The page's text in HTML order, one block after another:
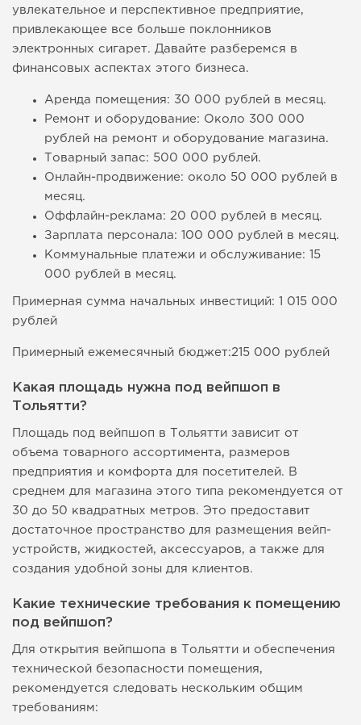
увлекательное и перспективное предприятие,
привлекающее все больше поклонников
электронных сигарет. Давайте разберемся в
финансовых аспектах этого бизнеса.
Аренда помещения: 30 000 рублей в месяц.
Ремонт и оборудование: Около 300 000
рублей на ремонт и оборудование магазина.
Товарный запас: 500 000 рублей.
Онлайн-продвижение: около 50 000 рублей в
месяц.
Оффлайн-реклама: 20 000 рублей в месяц.
Зарплата персонала: 100 000 рублей в месяц.
Коммунальные платежи и обслуживание: 15
000 рублей в месяц.
Примерная сумма начальных инвестиций: 1 015 000
рублей
Примерный ежемесячный бюджет:215 000 рублей
Какая площадь нужна под вейпшоп в
Тольятти?
Площадь под вейпшоп в Тольятти зависит от
объема товарного ассортимента, размеров
предприятия и комфорта для посетителей. В
среднем для магазина этого типа рекомендуется от
30 до 50 квадратных метров. Это предоставит
достаточное пространство для размещения вейп-
устройств, жидкостей, аксессуаров, а также для
создания удобной зоны для клиентов.
Какие технические требования к помещению
под вейпшоп?
Для открытия вейпшопа в Тольятти и обеспечения
технической безопасности помещения,
рекомендуется следовать нескольким общим
требованиям: